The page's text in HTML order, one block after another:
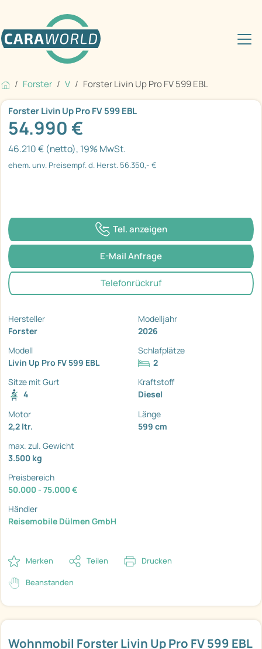
Forster V Forster Livin Up Pro FV 599 EBL
Wohnmobil Forster Livin Up Pro FV 599 EBL
Forster Livin Up Pro FV 599 EBL
54.990 €
46.210 € (netto), 19% MwSt.
ehem. unv. Preisempf. d. Herst. 56.350,- €
Tel. anzeigen
E-Mail Anfrage
Telefonrückruf
Hersteller
Forster
Modelljahr
2026
Modell
Livin Up Pro FV 599 EBL
Schlafplätze
2
Sitze mit Gurt
4
Kraftstoff
Diesel
Motor
2,2 ltr.
Länge
599 cm
max. zul. Gewicht
3.500 kg
Preisbereich
50.000 - 75.000 €
Händler
Reisemobile Dülmen GmbH
Merken Teilen Drucken
Beanstanden